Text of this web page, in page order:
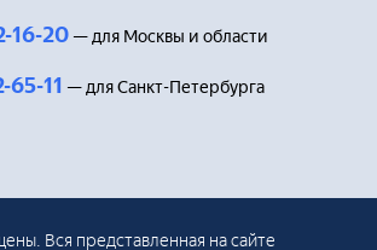
16-20 — для Москвы и области
65-11 — для Санкт-Петербурга
Вся представленная на сайте